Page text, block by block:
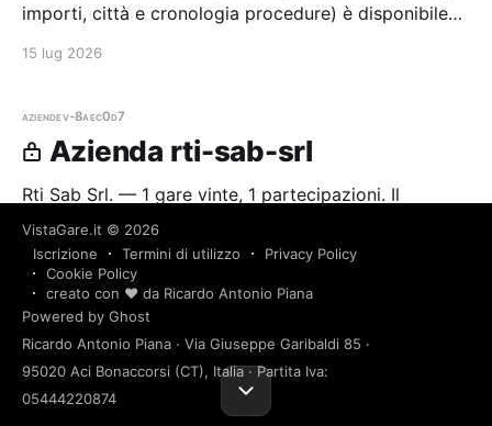
importi, città e cronologia procedure) è disponibile
15 lug 2026
aziendev-8aec0d7
Azienda rti-sab-srl
Rti Sab Srl. — 1 gare vinte, 1 partecipazioni. Il
dettaglio completo (dati, cronologia, importi, buyer,
CPV, città e link alle procedure) è disponibile per i
membri Radar.
15 lug 20261 min read
aziendev-8aec0d7
Azienda centro-diagnostico-
VistaGare.it © 2026
Iscrizione
Termini di utilizzo
Privacy Policy
Cookie Policy
creato con ❤️ da Ricardo Antonio Piana
Powered by Ghost
Ricardo Antonio Piana · Via Giuseppe Garibaldi 85 ·
95020 Aci Bonaccorsi (CT), Italia · Partita Iva:
05444220874